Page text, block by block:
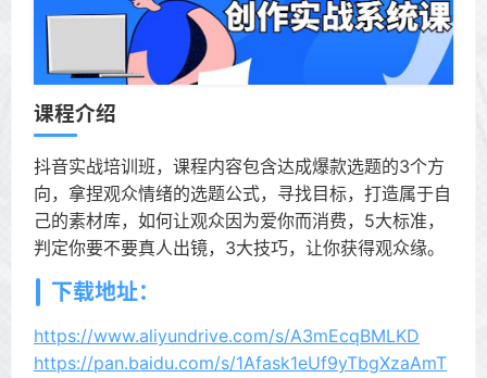
课程介绍
抖音实战培训班，课程内容包含达成爆款选题的3个方
向，拿捏观众情绪的选题公式，寻找目标，打造属于自
己的素材库，如何让观众因为爱你而消费，5大标准，
判定你要不要真人出镜，3大技巧，让你获得观众缘。
下载地址：
https://www.aliyundrive.com/s/A3mEcqBMLKD
https://pan.baidu.com/s/1Afask1eUf9yTbgXzaAmT